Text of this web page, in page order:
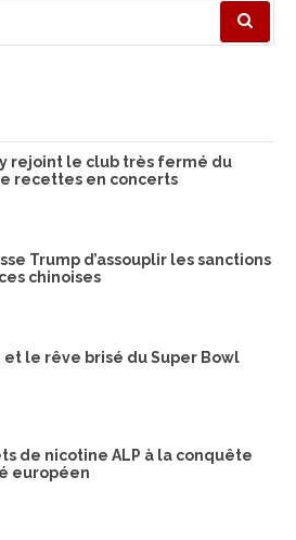
rejoint le club très fermé du
recettes en concerts
Trump d’assouplir les sanctions
chinoises
et le rêve brisé du Super Bowl
de nicotine ALP à la conquête
européen